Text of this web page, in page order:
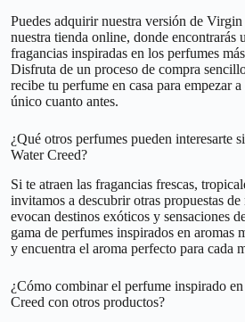
Puedes adquirir nuestra versión de
nuestra tienda online, donde encontrarás
fragancias inspiradas en los perfumes
Disfruta de un proceso de compra
recibe tu perfume en casa para empezar
único cuanto antes.
¿Qué otros perfumes pueden interesarte
Water Creed?
Si te atraen las fragancias frescas,
invitamos a descubrir otras propuestas
evocan destinos exóticos y sensaciones
gama de perfumes inspirados en aromas
y encuentra el aroma perfecto para cada
¿Cómo combinar el perfume inspirado
Creed con otros productos?